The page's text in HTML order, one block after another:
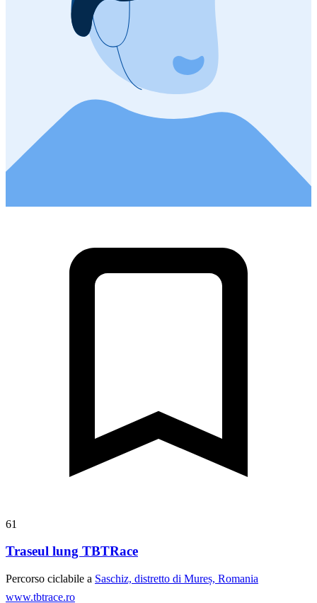
61
Traseul lung TBTRace
Percorso ciclabile a Saschiz, distretto di Mureș, Romania
www.tbtrace.ro